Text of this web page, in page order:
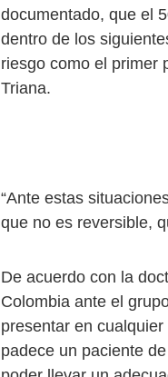
documentado, que el
dentro de los
riesgo como el primer
Triana.
“Ante estas
que no es reversible,
De acuerdo con la
Colombia ante el
presentar en
padece un paciente